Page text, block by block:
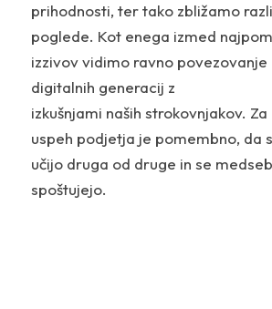
prihodnosti, ter tako zbližamo
poglede. Kot enega izmed
izzivov vidimo ravno povezovanje
digitalnih generacij z
izkušnjami naših strokovnjakov.
uspeh podjetja je pomembno, da
učijo druga od druge in se
spoštujejo.